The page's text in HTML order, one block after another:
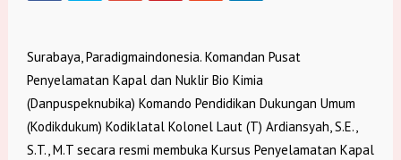
Surabaya, Paradigmaindonesia. Komandan Pusat
Penyelamatan Kapal dan Nuklir Bio Kimia
(Danpuspeknubika) Komando Pendidikan Dukungan Umum
(Kodikdukum) Kodiklatal Kolonel Laut (T) Ardiansyah, S.E.,
S.T., M.T secara resmi membuka Kursus Penyelamatan Kapal